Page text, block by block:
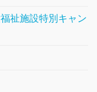
祉施設特別キャン